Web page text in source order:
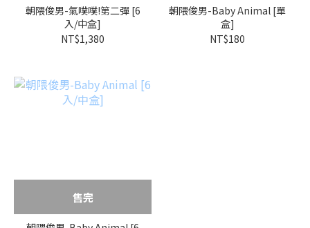
朝隈俊男-氣噗噗!第二彈 [6
入/中盒]
NT$1,380
朝隈俊男-Baby Animal [單
盒]
NT$180
售完